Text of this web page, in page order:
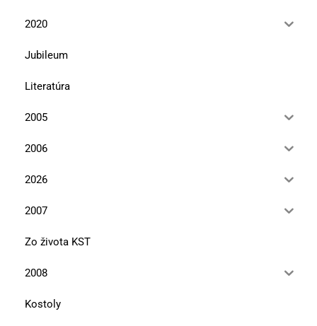
2020
Jubileum
Literatúra
2005
2006
2026
2007
Zo života KST
2008
Kostoly